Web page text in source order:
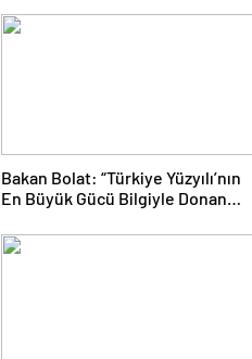
Bakan Bolat: “Türkiye Yüzyılı’nın
En Büyük Gücü Bilgiyle Donanmış